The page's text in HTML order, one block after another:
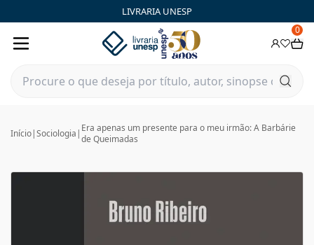
LIVRARIA UNESP
0
Início|Sociologia | Era apenas um presente para o meu irmão: A Barbárie
de Queimadas